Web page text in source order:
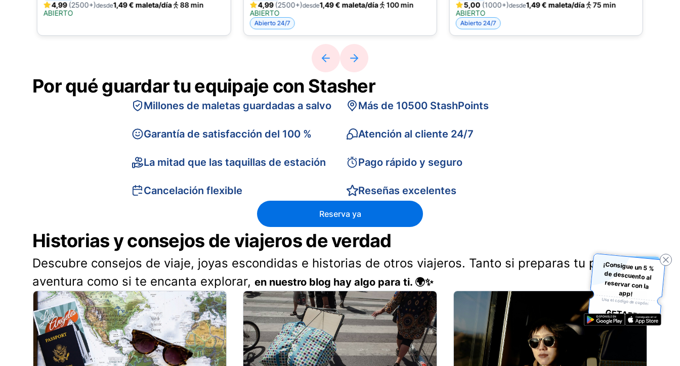
4,99(2500+)desde1,49 € maleta/día
88 min
ABIERTO
4,99(2500+)desde1,49 € maleta/día
100 min
ABIERTO
Abierto 24/7
5,00 (1000+)desde1,49 € maleta/día
75 min
ABIERTO
Abierto 24/7
Por qué guardar tu equipaje con Stasher
Millones de maletas guardadas a salvo
Garantía de satisfacción del 100 %
La mitad que las taquillas de estación
Cancelación flexible
Más de 10500 StashPoints
Atención al cliente 24/7
Pago rápido y seguro
Reseñas excelentes
Reserva ya
Historias y consejos de viajeros de verdad
Descubre consejos de viaje, joyas escondidas e historias de otros viajeros. Tanto si preparas tu próxima
aventura como si te encanta explorar, en nuestro blog hay algo para ti. 🌍✨
¡Consigue un 5 %
de descuento al
reservar con la
app!
Usa el código de cupón:
GETAPP5